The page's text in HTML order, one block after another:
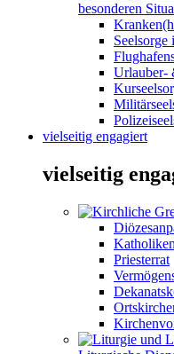
besonderen
Seelsorge
Urlauber-
vielseitig engagiert
vielseitig
Priesterrat